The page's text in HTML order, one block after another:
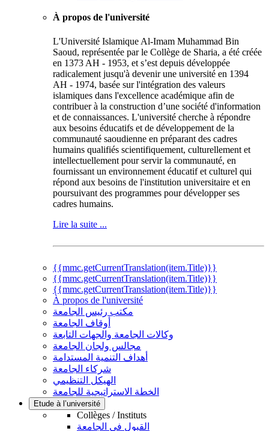
À propos de l'université
L'Université Islamique Al-Imam Muhammad Bin
Saoud, représentée par le Collège de Sharia, a été créée
en 1373 AH - 1953, et s’est depuis développée
radicalement jusqu'à devenir une université en 1394
AH - 1974, basée sur l'intégration des valeurs
islamiques dans l'excellence académique afin de
contribuer à la construction d’une société d'information
et de connaissances. L'université cherche à répondre
aux besoins éducatifs et de développement de la
communauté saoudienne en préparant des cadres
humains qualifiés scientifiquement, culturellement et
intellectuellement pour servir la communauté, en
fournissant un environnement éducatif et culturel qui
répond aux besoins de l'institution universitaire et en
poursuivant des programmes pour développer ses
cadres humains.
Lire la suite ...
{{mmc.getCurrentTranslation(item.Title)}}
{{mmc.getCurrentTranslation(item.Title)}}
{{mmc.getCurrentTranslation(item.Title)}}
À propos de l'université
مكتب رئيس الجامعة
أوقاف الجامعة
وكالات الجامعة والجهات التابعة
مجالس ولجان الجامعة
أهداف التنمية المستدامة
شركاء الجامعة
الهيكل التنظيمي
الخطة الاستراتيجية للجامعة
Etude à l’université
Collèges / Instituts
القبول في الجامعة